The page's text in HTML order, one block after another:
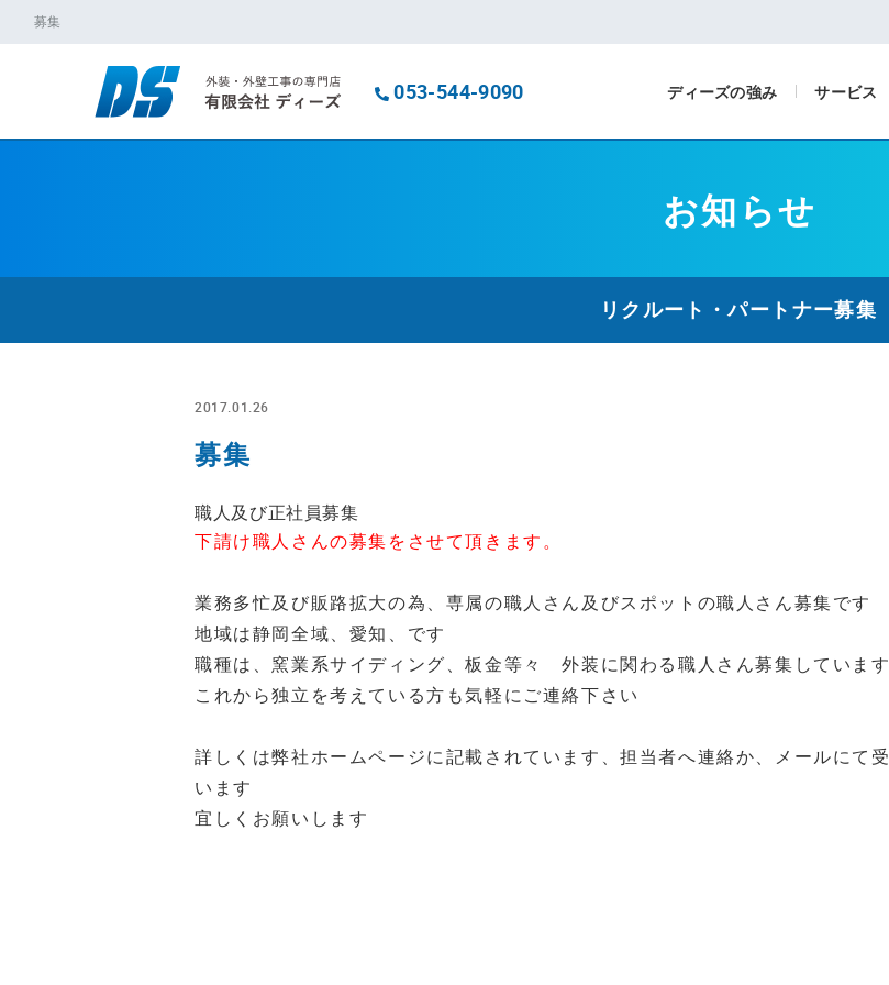
募集
053-544-9090 ディーズの強み サービス
お知らせ
リクルート・パートナー募集
2017.01.26
募集
職人及び正社員募集
下請け職人さんの募集をさせて頂きます。
業務多忙及び販路拡大の為、専属の職人さん及びスポットの職人さん募集です
地域は静岡全域、愛知、です
職種は、窯業系サイディング、板金等々 外装に関わる職人さん募集しています
これから独立を考えている方も気軽にご連絡下さい
詳しくは弊社ホームページに記載されています、担当者へ連絡か、メールにて
います
宜しくお願いします